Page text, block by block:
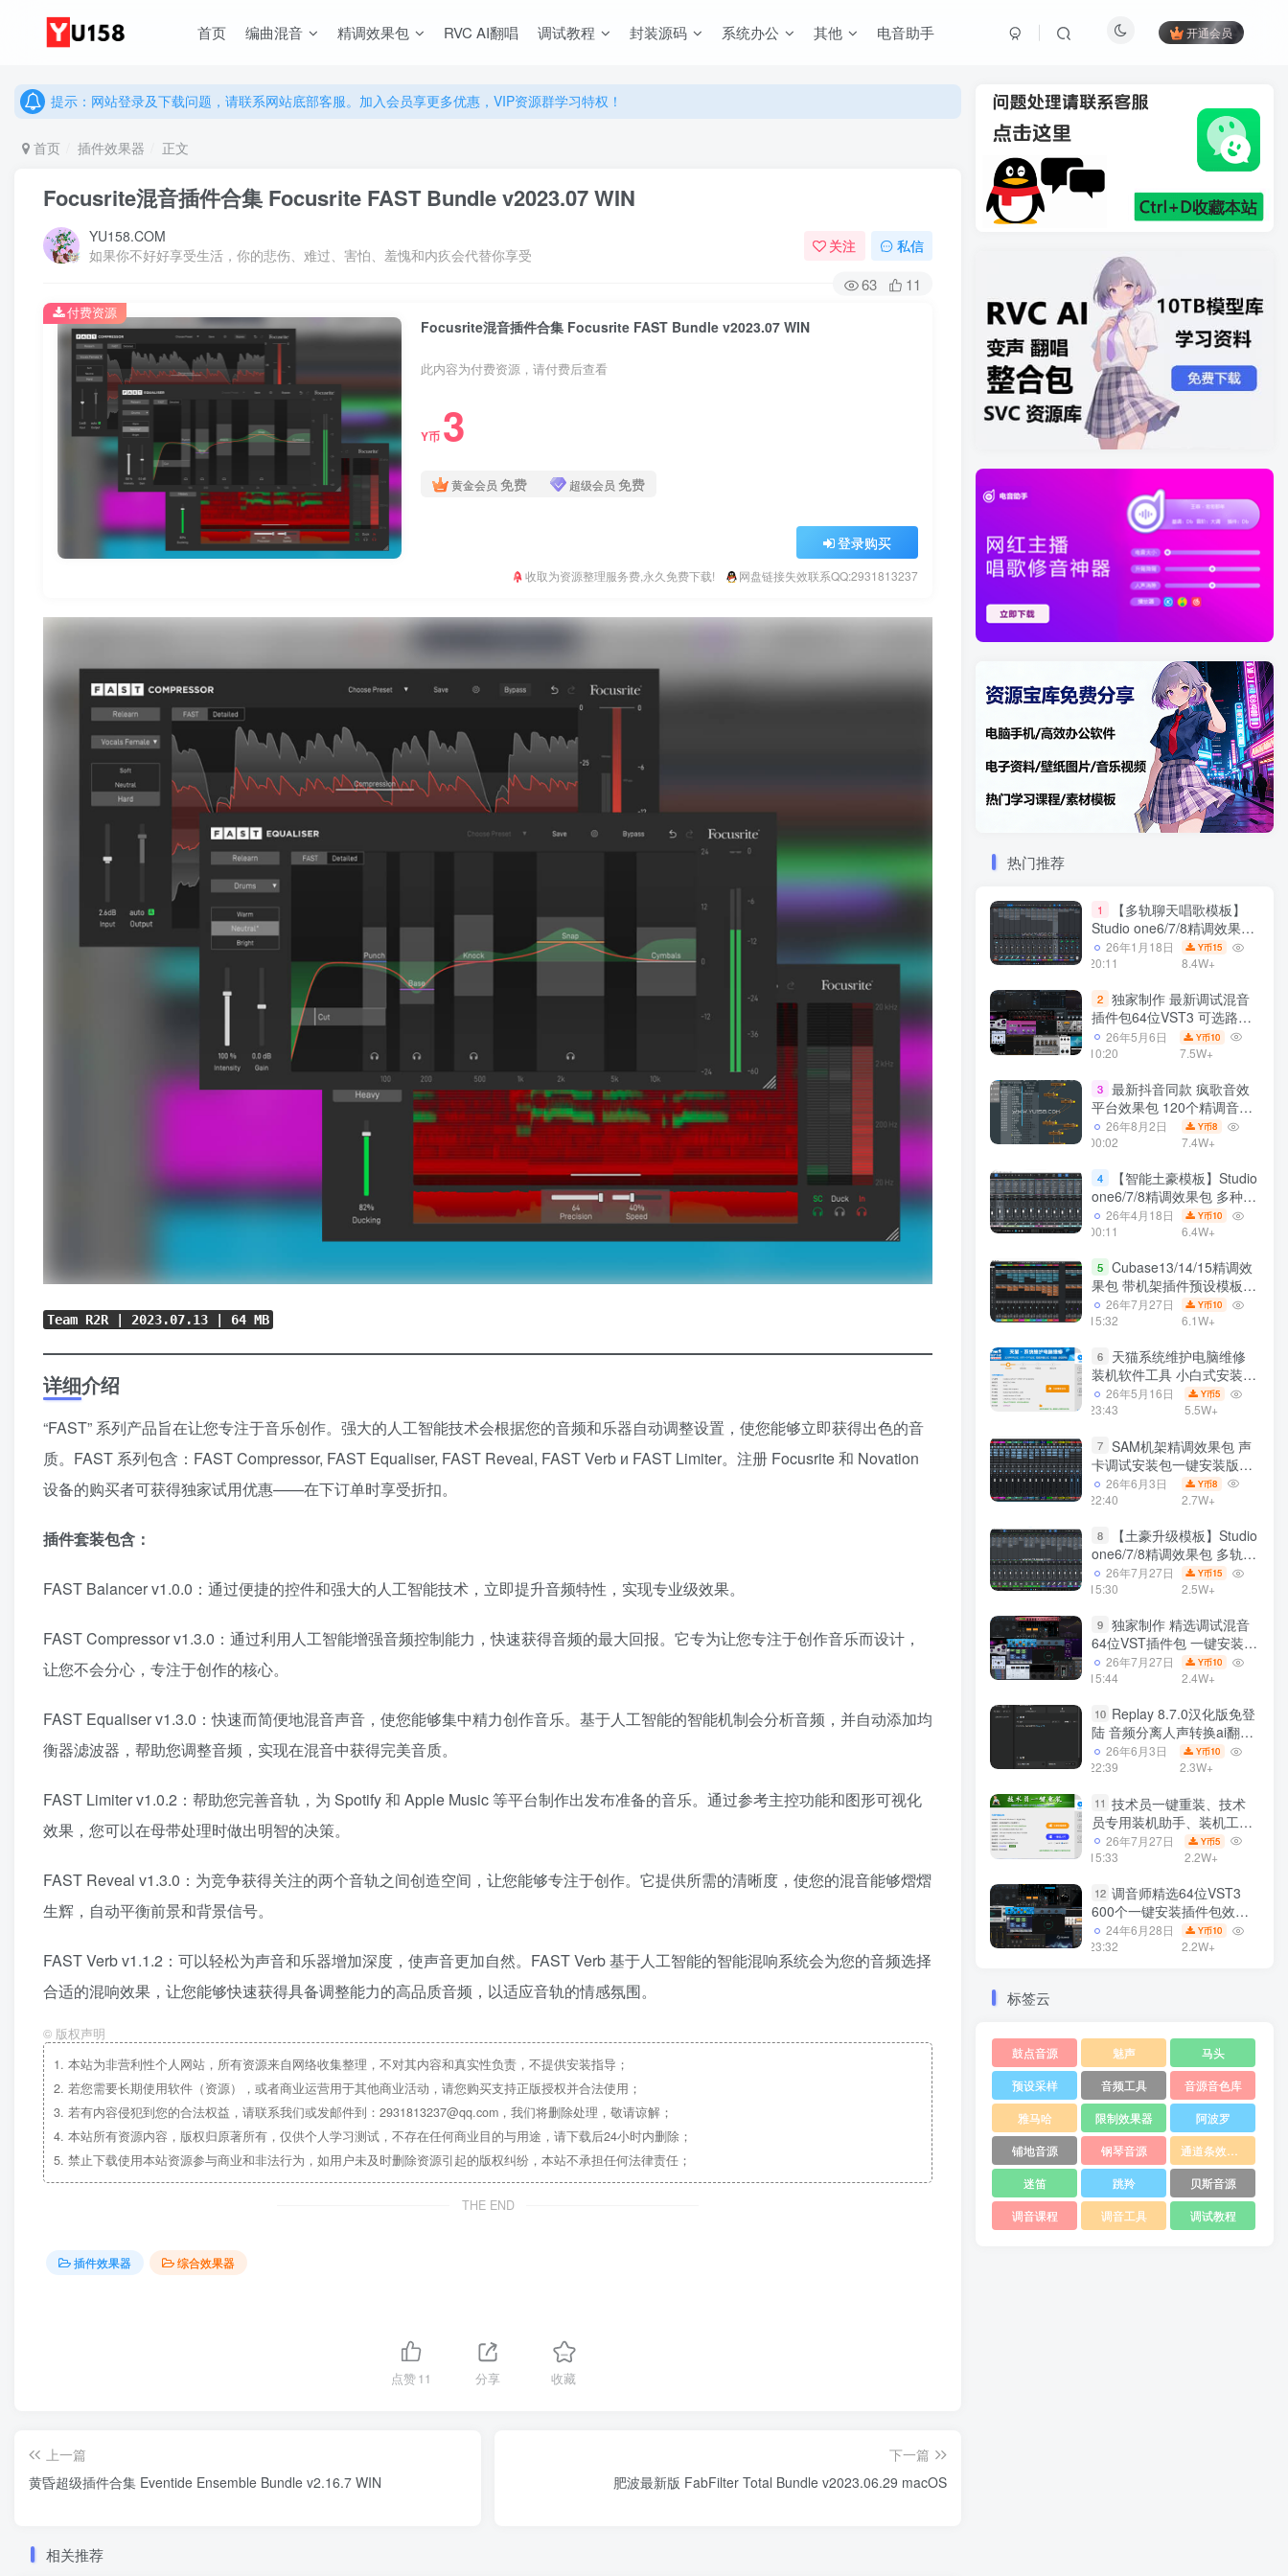
首页 编曲混音 精调效果包 RVC AI翻唱 调试教程 封装源码 系统办公 其他 电音助手 开通会员
说明：有任何问题请联系网站客服处理，开通会员可解锁全站资源，无限制永久使用下载！
说明：有任何问题请联系网站客服处理，开通会员可解锁全站资源，无限制永久使用下载！
提示：网站登录及下载问题，请联系网站底部客服。加入会员享更多优惠，VIP资源群学习特权！
首页 插件效果器 正文
Focusrite混音插件合集 Focusrite FAST Bundle v2023.07 WIN
YU158.COM
如果你不好好享受生活，你的悲伤、难过、害怕、羞愧和内疚会代替你享受
关注 私信
63 11
Focusrite混音插件合集 Focusrite FAST Bundle v2023.07 WIN
此内容为付费资源，请付费后查看
Y币 3
黄金会员 免费 超级会员 免费
登录购买
收取为资源整理服务费,永久免费下载! 网盘链接失效联系QQ:2931813237
付费资源
Team R2R | 2023.07.13 | 64 MB
详细介绍
“FAST” 系列产品旨在让您专注于音乐创作。强大的人工智能技术会根据您的音频和乐器自动调整设置，使您能够立即获得出色的音
质。FAST 系列包含：FAST Compressor, FAST Equaliser, FAST Reveal, FAST Verb и FAST Limiter。注册 Focusrite 和 Novation
设备的购买者可获得独家试用优惠——在下订单时享受折扣。
插件套装包含：
FAST Balancer v1.0.0：通过便捷的控件和强大的人工智能技术，立即提升音频特性，实现专业级效果。
FAST Compressor v1.3.0：通过利用人工智能增强音频控制能力，快速获得音频的最大回报。它专为让您专注于创作音乐而设计，
让您不会分心，专注于创作的核心。
FAST Equaliser v1.3.0：快速而简便地混音声音，使您能够集中精力创作音乐。基于人工智能的智能机制会分析音频，并自动添加均
衡器滤波器，帮助您调整音频，实现在混音中获得完美音质。
FAST Limiter v1.0.2：帮助您完善音轨，为 Spotify 和 Apple Music 等平台制作出发布准备的音乐。通过参考主控功能和图形可视化
效果，您可以在母带处理时做出明智的决策。
FAST Reveal v1.3.0：为竞争获得关注的两个音轨之间创造空间，让您能够专注于创作。它提供所需的清晰度，使您的混音能够熠熠
生辉，自动平衡前景和背景信号。
FAST Verb v1.1.2：可以轻松为声音和乐器增加深度，使声音更加自然。FAST Verb 基于人工智能的智能混响系统会为您的音频选择
合适的混响效果，让您能够快速获得具备调整能力的高品质音频，以适应音轨的情感氛围。
© 版权声明
1. 本站为非营利性个人网站，所有资源来自网络收集整理，不对其内容和真实性负责，不提供安装指导；
2. 若您需要长期使用软件（资源），或者商业运营用于其他商业活动，请您购买支持正版授权并合法使用；
3. 若有内容侵犯到您的合法权益，请联系我们或发邮件到：2931813237@qq.com，我们将删除处理，敬请谅解；
4. 本站所有资源内容，版权归原著所有，仅供个人学习测试，不存在任何商业目的与用途，请下载后24小时内删除；
5. 禁止下载使用本站资源参与商业和非法行为，如用户未及时删除资源引起的版权纠纷，本站不承担任何法律责任；
THE END
插件效果器 综合效果器
点赞11 分享 收藏
上一篇
黄昏超级插件合集 Eventide Ensemble Bundle v2.16.7 WIN
下一篇
肥波最新版 FabFilter Total Bundle v2023.06.29 macOS
相关推荐
热门推荐
1
【多轨聊天唱歌模板】
Studio one6/7/8精调效果包
多种效果模式 声卡调试好直
播预设模板
26年1月18日
20:11
Y币15
8.4W+
2 独家制作 最新调试混音
插件包64位VST3 可选路径
一键安装550个效果器合集
v3.0 WiN 支持定制
26年5月6日
10:20
Y币10
7.5W+
3 最新抖音同款 疯歌音效
平台效果包 120个精调音效
包+软件自带170个音效
+600个插件 带安装教程全
26年8月2日
00:02
Y币8
7.4W+
4
【智能土豪模板】Studio
one6/7/8精调效果包 多种效
果模式可选 声卡调试好预设
带插件全套文件
26年4月18日
00:11
Y币10
6.4W+
5 Cubase13/14/15精调效
果包 带机架插件预设模板
声卡调试好效果工程文件
26年7月27日
15:32
Y币10
6.1W+
6
天猫系统维护电脑维修
装机软件工具 小白式安装
完全一键安装系统 电脑系统
装机软件 一键重装系统
26年5月16日
23:43
Y币5
5.5W+
7 SAM机架精调效果包 声
卡调试安装包一键安装版模
板 带插件预设效果文件
26年6月3日
22:40
Y币8
2.7W+
8
【土豪升级模板】Studio
one6/7/8精调效果包 多轨道
效果模式可选 声卡调试好预
设模板 带插件全套文件
26年7月27日
15:30
Y币15
2.5W+
9 独家制作 精选调试混音
64位VST插件包 一键安装
600个效果器合集v2.0 WiN
支持定制
26年7月27日
15:44
Y币10
2.4W+
10 Replay 8.7.0汉化版免登
陆 音频分离人声转换ai翻唱
支持50系显卡 一键安装
WiN
26年6月3日
22:39
Y币10
2.3W+
11 技术员一键重装、技术
员专用装机助手、装机工
具、电脑系统装机软件丶一
键安装系统
26年7月27日
15:33
Y币5
2.2W+
12 调音师精选64位VST3
600个一键安装插件包效果
器集合10G WiN
24年6月28日
23:32
Y币10
2.2W+
标签云
鼓点音源 魅声
马头
预设采样
音频工具
音源音色库
雅马哈
限制效果器
阿波罗
铺地音源
钢琴音源
通道条效果器
迷笛
跳羚
贝斯音源
调音课程
调音工具 调试教程